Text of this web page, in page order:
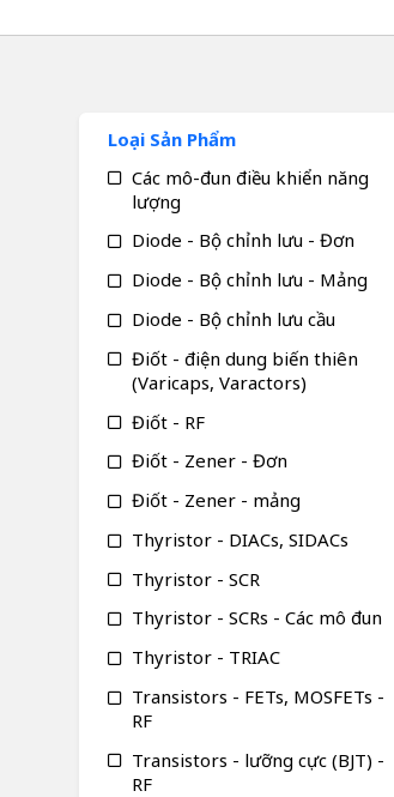
Loại Sản Phẩm
Các mô-đun điều khiển năng
lượng
Diode - Bộ chỉnh lưu - Đơn
Diode - Bộ chỉnh lưu - Mảng
Diode - Bộ chỉnh lưu cầu
Điốt - điện dung biến thiên
(Varicaps, Varactors)
Điốt - RF
Điốt - Zener - Đơn
Điốt - Zener - mảng
Thyristor - DIACs, SIDACs
Thyristor - SCR
Thyristor - SCRs - Các mô đun
Thyristor - TRIAC
Transistors - FETs, MOSFETs -
RF
Transistors - lưỡng cực (BJT) -
RF